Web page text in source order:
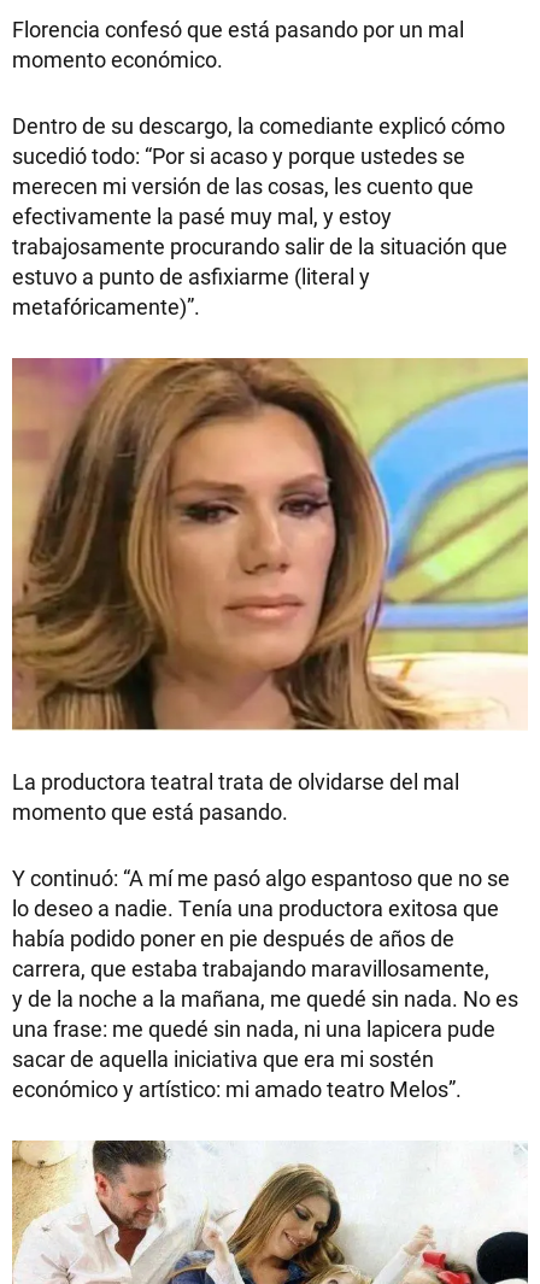
Florencia confesó que está pasando por un mal
momento económico.
Dentro de su descargo, la comediante explicó cómo
sucedió todo: “Por si acaso y porque ustedes se
merecen mi versión de las cosas, les cuento que
efectivamente la pasé muy mal, y estoy
trabajosamente procurando salir de la situación que
estuvo a punto de asfixiarme (literal y
metafóricamente)”.
La productora teatral trata de olvidarse del mal
momento que está pasando.
Y continuó: “A mí me pasó algo espantoso que no se
lo deseo a nadie. Tenía una productora exitosa que
había podido poner en pie después de años de
carrera, que estaba trabajando maravillosamente,
y de la noche a la mañana, me quedé sin nada. No es
una frase: me quedé sin nada, ni una lapicera pude
sacar de aquella iniciativa que era mi sostén
económico y artístico: mi amado teatro Melos”.